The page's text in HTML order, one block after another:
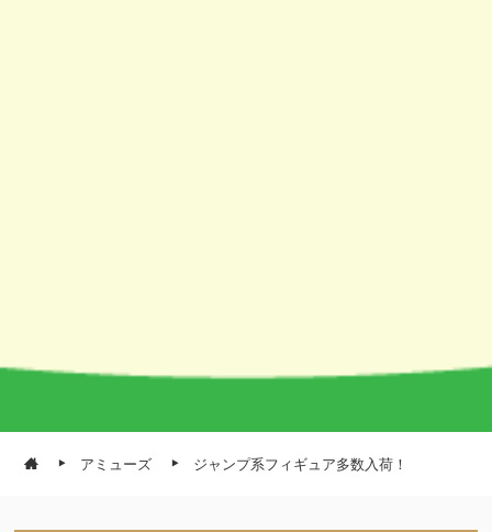
アミューズ ジャンプ系フィギュア多数入荷！